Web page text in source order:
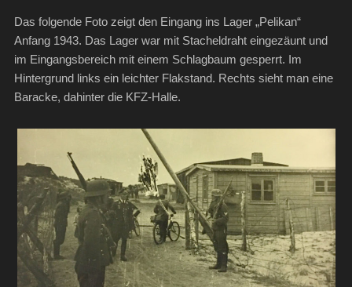
Das folgende Foto zeigt den Eingang ins Lager „Pelikan“
Anfang 1943. Das Lager war mit Stacheldraht eingezäunt und
im Eingangsbereich mit einem Schlagbaum gesperrt. Im
Hintergrund links ein leichter Flakstand. Rechts sieht man eine
Baracke, dahinter die KFZ-Halle.